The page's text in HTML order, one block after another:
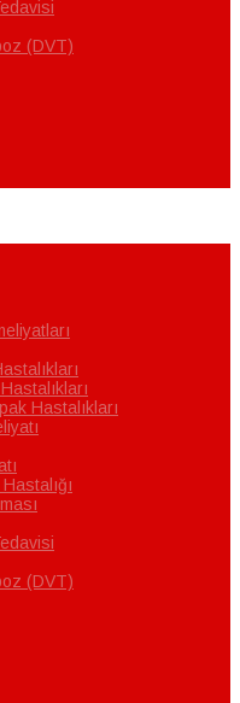
(DVT)
Hastalıkları
(DVT)